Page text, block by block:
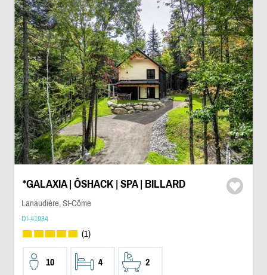
*GALAXIA | ÔSHACK | SPA | BILLARD
Lanaudière, St-Côme
DI-41934
(1)
10 4 2